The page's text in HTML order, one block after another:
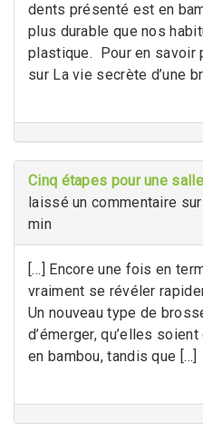
dents présenté est en
plus durable que nos
plastique. Pour en savoir
sur La vie secrète d’une
Cinq étapes pour une
laissé un commentaire
min
[…] Encore une fois en
vraiment se révéler
Un nouveau type de
d’émerger, qu’elles
en bambou, tandis que […]